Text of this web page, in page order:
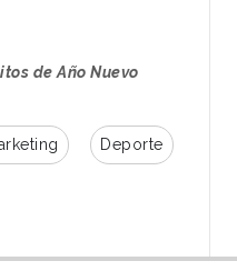
de Año Nuevo
Deporte